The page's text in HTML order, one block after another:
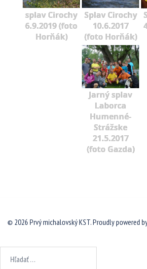
splav Cirochy
6.9.2019 (foto
Horňák)
Splav Cirochy
10.6.2017
(foto Horňák)
Jarný splav
Laborca
Humenné-
Strážske
21.5.2017
(foto Gazda)
© 2026 Prvý michalovský KST. Proudly powered